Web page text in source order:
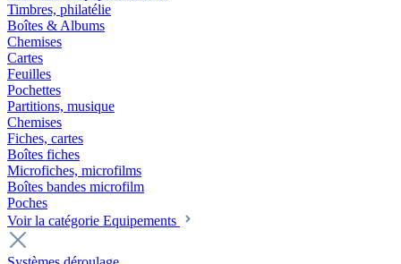
Timbres, philatélie
Boîtes & Albums
Chemises
Cartes
Feuilles
Pochettes
Partitions, musique
Chemises
Fiches, cartes
Boîtes fiches
Microfiches, microfilms
Boîtes bandes microfilm
Poches
Voir la catégorie Equipements